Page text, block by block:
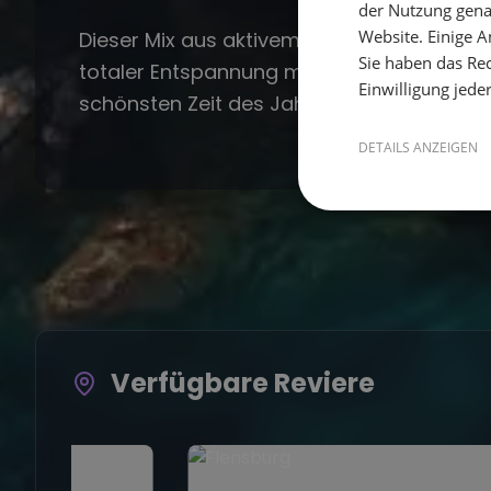
Dieser Mix aus aktivem
Mitsegeln,
totaler Entspannung macht deinen
schönsten Zeit des Jahres.
Verfügbare Reviere
der Nutzung
Website. Einige
Sie haben das
Einwilligung
DETAILS ANZEIGEN